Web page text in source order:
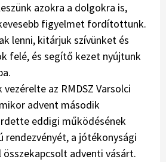
azokra a dolgokra is,
figyelmet fordítottunk.
lenni, kitárjuk szívünket és
felé, és segítő kezet nyújtunk
az RMDSZ Varsolci
advent második
eddigi működésének
rendezvényét, a jótékonysági
adventi vásárt.